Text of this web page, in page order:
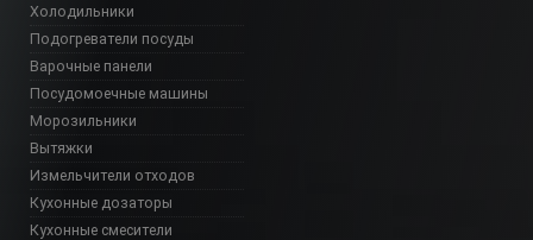
Холодильники
Подогреватели посуды
Варочные панели
Посудомоечные машины
Морозильники
Вытяжки
Измельчители отходов
Кухонные дозаторы
Кухонные смесители